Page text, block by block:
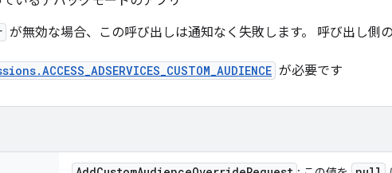
が無効な場合、この呼び出しは通知なく失敗します。 呼び出し側
が必要です